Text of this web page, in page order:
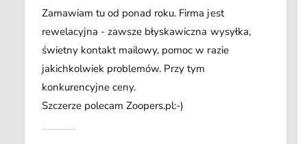
Zamawiam tu od ponad roku. Firma jest
rewelacyjna - zawsze błyskawiczna wysyłka,
świetny kontakt mailowy, pomoc w razie
jakichkolwiek problemów. Przy tym
konkurencyjne ceny.
Szczerze polecam Zoopers.pl:-)